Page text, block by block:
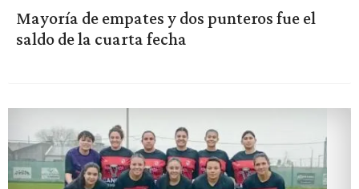
Mayoría de empates y dos punteros fue el
saldo de la cuarta fecha